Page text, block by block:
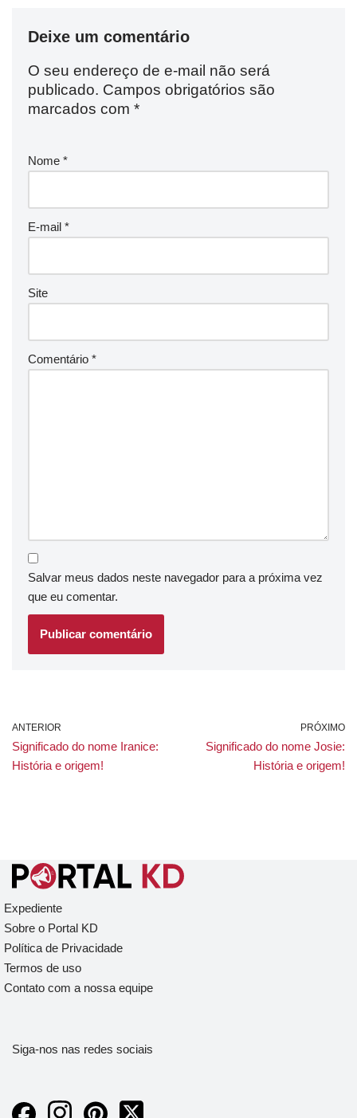
Deixe um comentário
O seu endereço de e-mail não será
publicado. Campos obrigatórios são
marcados com *
Nome *
E-mail *
Site
Comentário *
Salvar meus dados neste navegador para a próxima vez
que eu comentar.
ANTERIOR
Significado do nome Iranice:
História e origem!
PRÓXIMO
Significado do nome Josie:
História e origem!
Expediente
Sobre o Portal KD
Política de Privacidade
Termos de uso
Contato com a nossa equipe
Siga-nos nas redes sociais